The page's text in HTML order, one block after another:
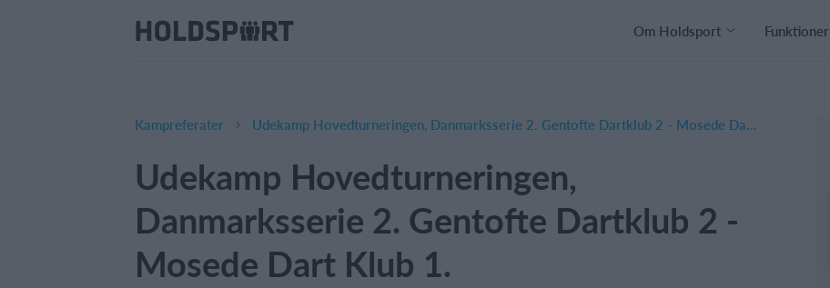
Om Holdsport Funktioner
Kampreferater Udekamp Hovedturneringen, Danmarksserie 2. Gentofte Dartklub 2 - Mosede Dart Klub 1.
Udekamp Hovedturneringen,
Danmarksserie 2. Gentofte Dartklub 2 -
Mosede Dart Klub 1.